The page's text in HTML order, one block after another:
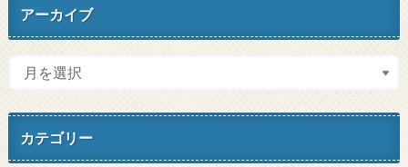
アーカイブ
カテゴリー